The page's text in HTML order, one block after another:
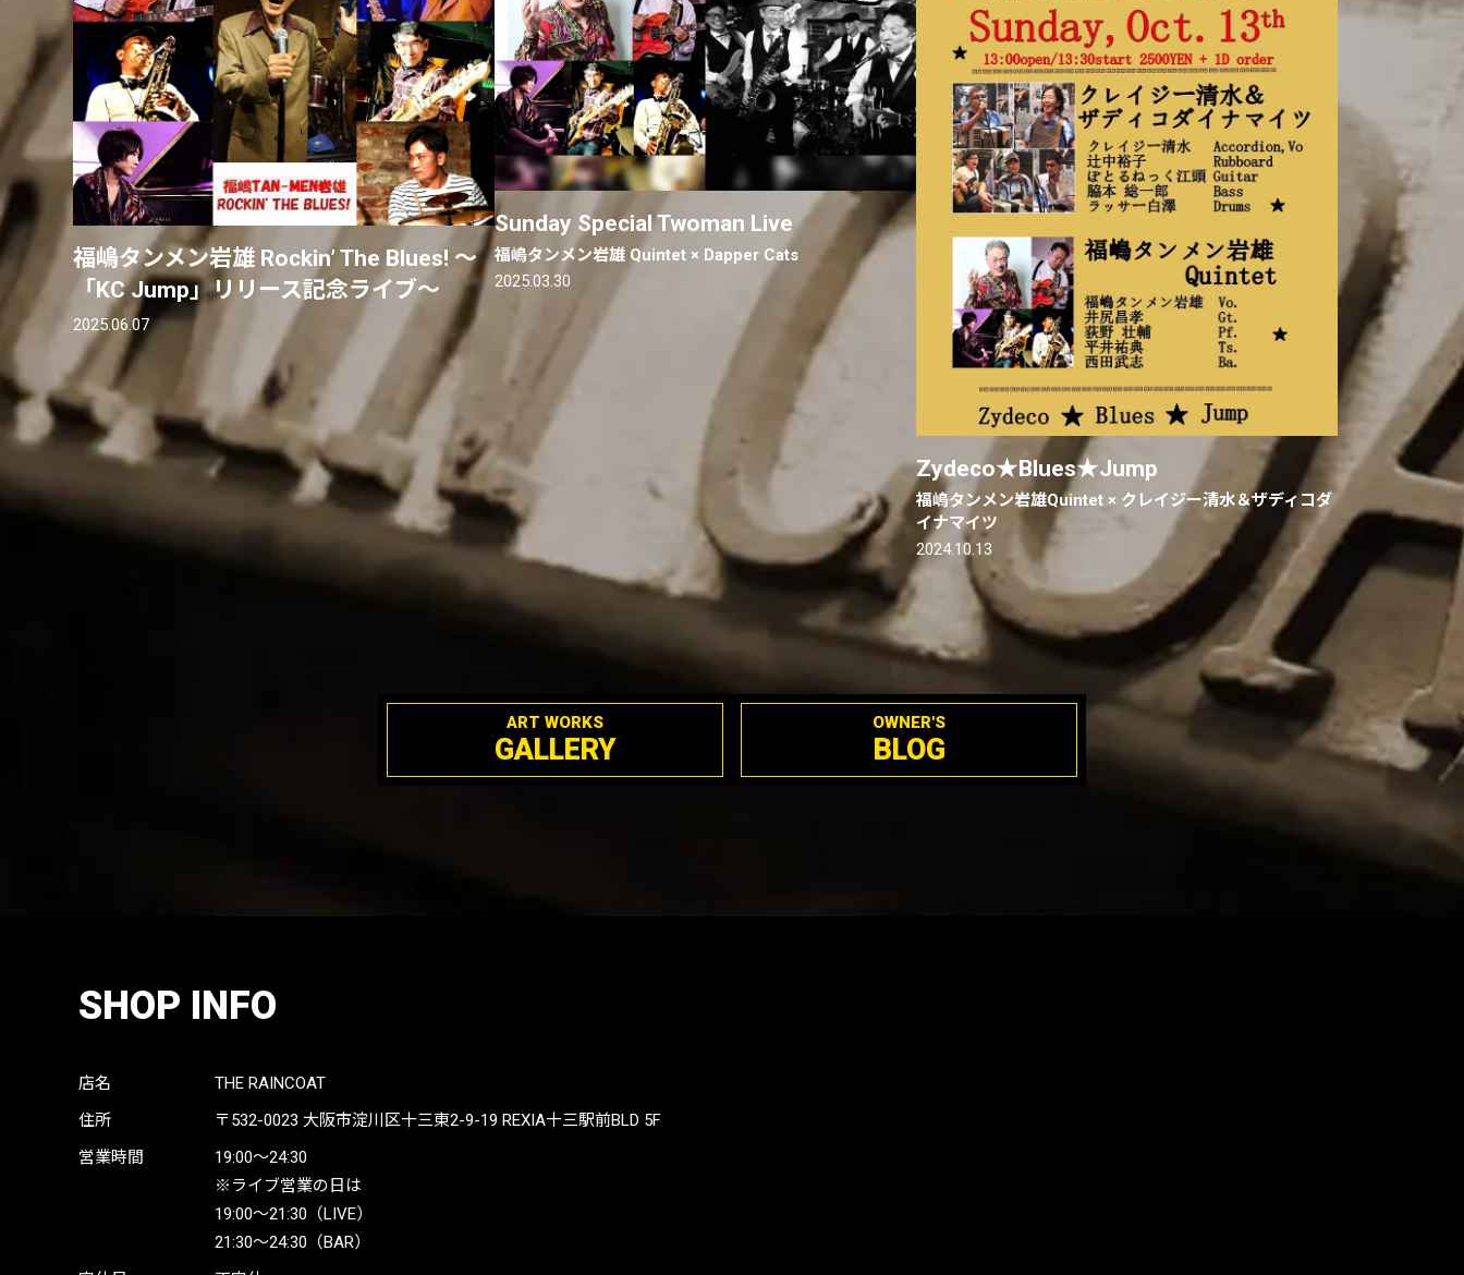
福嶋タンメン岩雄 Rockin’ The Blues! 〜
「KC Jump」リリース記念ライブ〜
2025.06.07
Sunday Special Twoman Live
福嶋タンメン岩雄 Quintet × Dapper Cats
2025.03.30
Zydeco★Blues★Jump
福嶋タンメン岩雄Quintet × クレイジー清水＆ザディコダ
イナマイツ
2024.10.13
ART WORKS
GALLERY
OWNER'S
BLOG
SHOP INFO
店名
THE RAINCOAT
住所
〒532-0023 大阪市淀川区十三東2-9-19 REXIA十三駅前BLD 5F
営業時間
19:00〜24:30
※ライブ営業の日は
19:00〜21:30（LIVE）
21:30〜24:30（BAR）